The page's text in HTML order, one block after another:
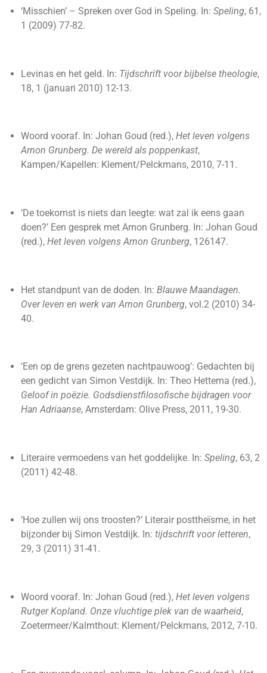
‘Misschien’ – Spreken over God in Speling. In: Speling, 61,
1 (2009) 77-82.
Levinas en het geld. In: Tijdschrift voor bijbelse theologie,
18, 1 (januari 2010) 12-13.
Woord vooraf. In: Johan Goud (red.), Het leven volgens
Arnon Grunberg. De wereld als poppenkast,
Kampen/Kapellen: Klement/Pelckmans, 2010, 7-11.
‘De toekomst is niets dan leegte: wat zal ik eens gaan
doen?’ Een gesprek met Arnon Grunberg. In: Johan Goud
(red.), Het leven volgens Arnon Grunberg, 126147.
Het standpunt van de doden. In: Blauwe Maandagen.
Over leven en werk van Arnon Grunberg, vol.2 (2010) 34-
40.
‘Een op de grens gezeten nachtpauwoog’: Gedachten bij
een gedicht van Simon Vestdijk. In: Theo Hettema (red.),
Geloof in poëzie. Godsdienstfilosofische bijdragen voor
Han Adriaanse, Amsterdam: Olive Press, 2011, 19-30.
Literaire vermoedens van het goddelijke. In: Speling, 63, 2
(2011) 42-48.
‘Hoe zullen wij ons troosten?’ Literair posttheïsme, in het
bijzonder bij Simon Vestdijk. In: tijdschrift voor letteren,
29, 3 (2011) 31-41.
Woord vooraf. In: Johan Goud (red.), Het leven volgens
Rutger Kopland. Onze vluchtige plek van de waarheid,
Zoetermeer/Kalmthout: Klement/Pelckmans, 2012, 7-10.